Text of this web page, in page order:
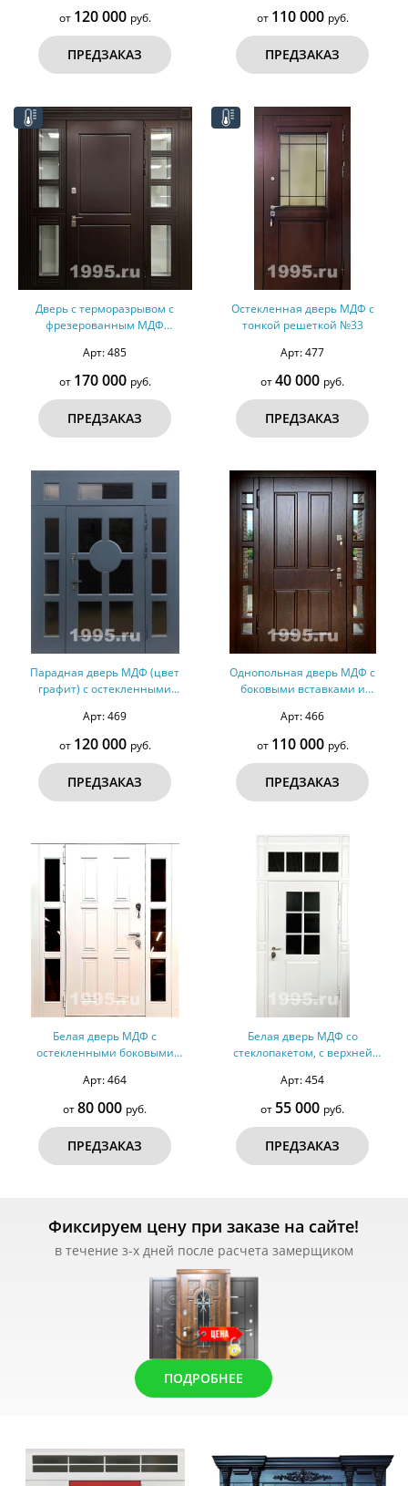
от 120 000 руб.
ПРЕДЗАКАЗ
от 110 000 руб.
ПРЕДЗАКАЗ
Дверь с терморазрывом с
фрезерованным МДФ
Арт: 485
от 170 000 руб.
ПРЕДЗАКАЗ
Остекленная дверь МДФ с
тонкой решеткой №33
Арт: 477
от40 000 руб.
ПРЕДЗАКАЗ
Парадная дверь МДФ (цвет
графит) с остекленными
Арт: 469
от 120 000 руб.
ПРЕДЗАКАЗ
Однопольная дверь МДФ с
боковыми вставками и
Арт: 466
от 110 000 руб.
ПРЕДЗАКАЗ
Белая дверь МДФ с
остекленными боковыми
Арт: 464
от80 000 руб.
ПРЕДЗАКАЗ
Белая дверь МДФ со
стеклопакетом, с верхней
Арт: 454
от 55 000 руб.
ПРЕДЗАКАЗ
Фиксируем цену при заказе на сайте!
в течение з-х дней после расчета замерщиком
ПОДРОБНЕЕ